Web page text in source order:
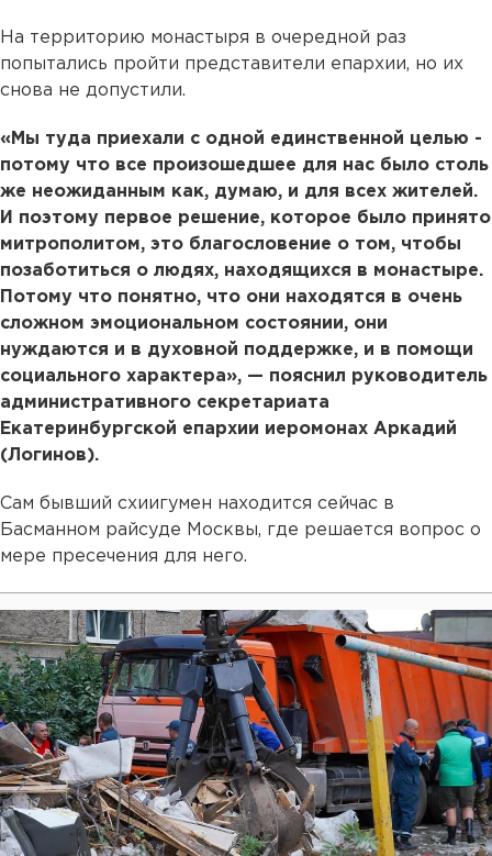
На территорию монастыря в очередной раз
попытались пройти представители епархии, но их
снова не допустили.
«Мы туда приехали с одной единственной целью -
потому что все произошедшее для нас было столь
же неожиданным как, думаю, и для всех жителей.
И поэтому первое решение, которое было принято
митрополитом, это благословение о том, чтобы
позаботиться о людях, находящихся в монастыре.
Потому что понятно, что они находятся в очень
сложном эмоциональном состоянии, они
нуждаются и в духовной поддержке, и в помощи
социального характера», — пояснил руководитель
административного секретариата
Екатеринбургской епархии иеромонах Аркадий
(Логинов).
Сам бывший схиигумен находится сейчас в
Басманном райсуде Москвы, где решается вопрос о
мере пресечения для него.